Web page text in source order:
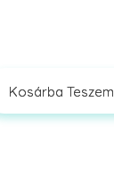
Kosárba Teszem